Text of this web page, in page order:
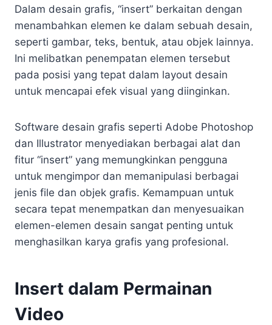
Dalam desain grafis, “insert” berkaitan dengan
menambahkan elemen ke dalam sebuah desain,
seperti gambar, teks, bentuk, atau objek lainnya.
Ini melibatkan penempatan elemen tersebut
pada posisi yang tepat dalam layout desain
untuk mencapai efek visual yang diinginkan.
Software desain grafis seperti Adobe Photoshop
dan Illustrator menyediakan berbagai alat dan
fitur “insert” yang memungkinkan pengguna
untuk mengimpor dan memanipulasi berbagai
jenis file dan objek grafis. Kemampuan untuk
secara tepat menempatkan dan menyesuaikan
elemen-elemen desain sangat penting untuk
menghasilkan karya grafis yang profesional.
Insert dalam Permainan
Video